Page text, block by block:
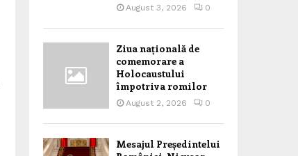
August 3, 2026 0
Ziua națională de
comemorare a
Holocaustului
împotriva romilor
August 2, 2026 0
Mesajul Președintelui